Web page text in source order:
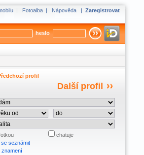
| Fotoalba | Nápověda | Zaregistrovat
heslo
profil
Další profil
chatuje
seznámit
znamení